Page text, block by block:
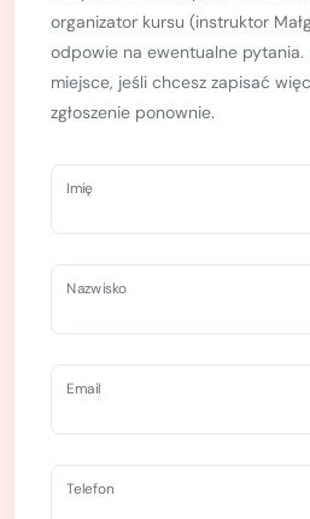
organizator kursu (instruktor
odpowie na ewentualne pytania.
miejsce, jeśli chcesz zapisać
zgłoszenie ponownie.
Imię
Nazwisko
Email
Telefon